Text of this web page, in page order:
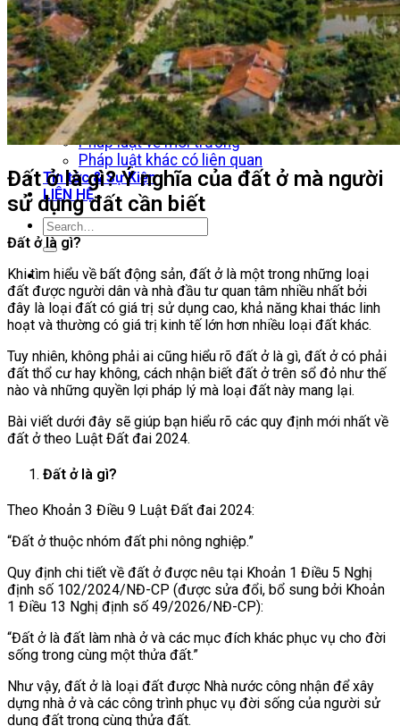
Pháp lý Bất động sản
Pháp luật về đầu tư
Pháp luật về đất đai
Pháp luật xây dựng
Pháp luật về nhà ở
Pháp luật về Kinh doanh Bất động sản
Pháp luật về đấu thầu – đấu giá
Pháp luật về môi trường
Pháp luật khác có liên quan
Tin tức & Sự Kiện
LIÊN HỆ
Đất ở là gì? Ý nghĩa của đất ở mà người
sử dụng đất cần biết
Đất ở là gì?
Khi tìm hiểu về bất động sản, đất ở là một trong những loại
đất được người dân và nhà đầu tư quan tâm nhiều nhất bởi
đây là loại đất có giá trị sử dụng cao, khả năng khai thác linh
hoạt và thường có giá trị kinh tế lớn hơn nhiều loại đất khác.
Tuy nhiên, không phải ai cũng hiểu rõ đất ở là gì, đất ở có phải
đất thổ cư hay không, cách nhận biết đất ở trên sổ đỏ như thế
nào và những quyền lợi pháp lý mà loại đất này mang lại.
Bài viết dưới đây sẽ giúp bạn hiểu rõ các quy định mới nhất về
đất ở theo Luật Đất đai 2024.
Đất ở là gì?
Theo Khoản 3 Điều 9 Luật Đất đai 2024:
“Đất ở thuộc nhóm đất phi nông nghiệp.”
Quy định chi tiết về đất ở được nêu tại Khoản 1 Điều 5 Nghị
định số 102/2024/NĐ-CP (được sửa đổi, bổ sung bởi Khoản
1 Điều 13 Nghị định số 49/2026/NĐ-CP):
“Đất ở là đất làm nhà ở và các mục đích khác phục vụ cho đời
sống trong cùng một thửa đất.”
Như vậy, đất ở là loại đất được Nhà nước công nhận để xây
dựng nhà ở và các công trình phục vụ đời sống của người sử
dụng đất trong cùng thửa đất.